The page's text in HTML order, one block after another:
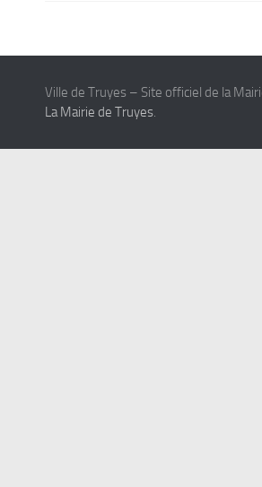
Ville de Truyes – Site officiel de la
La Mairie de Truyes.